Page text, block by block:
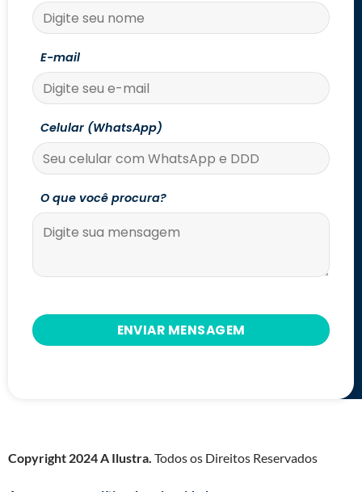
E-mail
Celular (WhatsApp)
O que você procura?
Copyright 2024 A Ilustra. Todos os Direitos Reservados